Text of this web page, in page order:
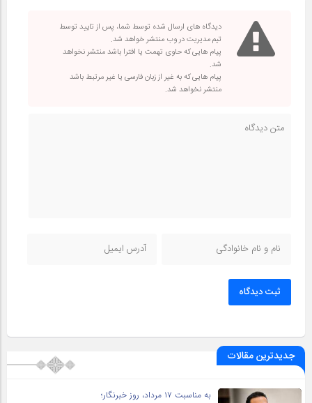
دیدگاه های ارسال شده توسط شما، پس از تایید توسط
تیم مدیریت در وب منتشر خواهد شد.
پیام هایی که حاوی تهمت یا افترا باشد منتشر نخواهد
شد.
پیام هایی که به غیر از زبان فارسی یا غیر مرتبط باشد
منتشر نخواهد شد.
ثبت دیدگاه
جدیدترین مقالات
به مناسبت ۱۷ مرداد، روز خبرنگار؛